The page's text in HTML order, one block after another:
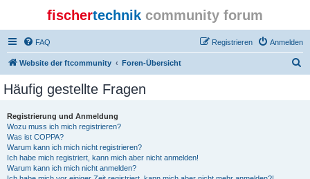
fischertechnik community forum
FAQ Anmelden
Registrieren
Website der ftcommunity Foren-Übersicht
Häufig gestellte Fragen
Registrierung und Anmeldung
Wozu muss ich mich registrieren?
Was ist COPPA?
Warum kann ich mich nicht registrieren?
Ich habe mich registriert, kann mich aber nicht anmelden!
Warum kann ich mich nicht anmelden?